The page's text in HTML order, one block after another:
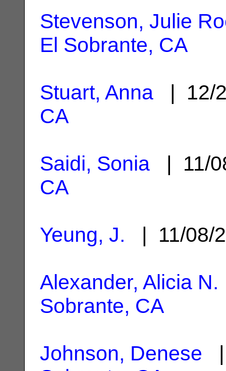
Stevenson, Julie
El Sobrante, CA
Stuart, Anna | 12/
CA
Saidi, Sonia | 11/
CA
Yeung, J. | 11/
Alexander, Alicia N.
Sobrante, CA
Johnson, Denese |